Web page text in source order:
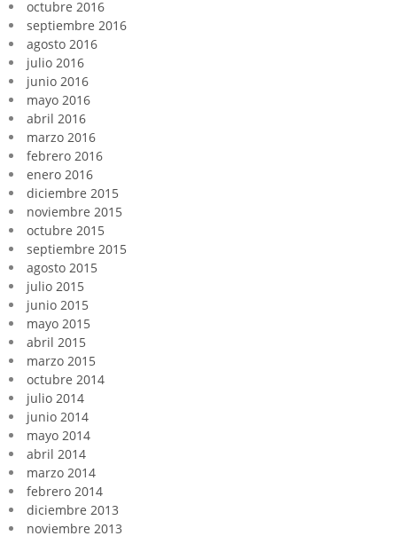
octubre 2016
septiembre 2016
agosto 2016
julio 2016
junio 2016
mayo 2016
abril 2016
marzo 2016
febrero 2016
enero 2016
diciembre 2015
noviembre 2015
octubre 2015
septiembre 2015
agosto 2015
julio 2015
junio 2015
mayo 2015
abril 2015
marzo 2015
octubre 2014
julio 2014
junio 2014
mayo 2014
abril 2014
marzo 2014
febrero 2014
diciembre 2013
noviembre 2013